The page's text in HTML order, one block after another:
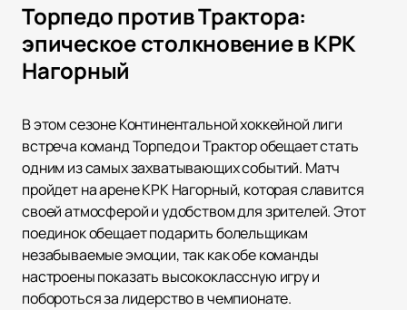
Торпедо против Трактора:
эпическое столкновение в КРК
Нагорный
В этом сезоне Континентальной хоккейной лиги
встреча команд Торпедо и Трактор обещает стать
одним из самых захватывающих событий. Матч
пройдет на арене КРК Нагорный, которая славится
своей атмосферой и удобством для зрителей. Этот
поединок обещает подарить болельщикам
незабываемые эмоции, так как обе команды
настроены показать высококлассную игру и
побороться за лидерство в чемпионате.